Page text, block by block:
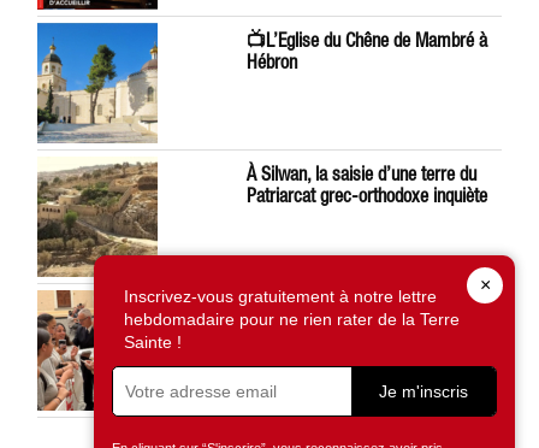
📺L’Eglise du Chêne de Mambré à
Hébron
À Silwan, la saisie d’une terre du
Patriarcat grec-orthodoxe inquiète
Léon XIV préoccupé par la situation
en Terre Sainte
×
Inscrivez-vous gratuitement à notre lettre
hebdomadaire pour ne rien rater de la Terre
Sainte !
Je m'inscris